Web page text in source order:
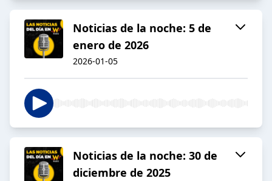
Noticias de la noche: 5 de
enero de 2026
2026-01-05
Noticias de la noche: 30 de
diciembre de 2025